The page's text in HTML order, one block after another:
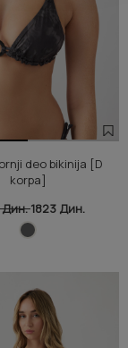
deo bikinija [D
korpa]
Дин.1823 Дин.